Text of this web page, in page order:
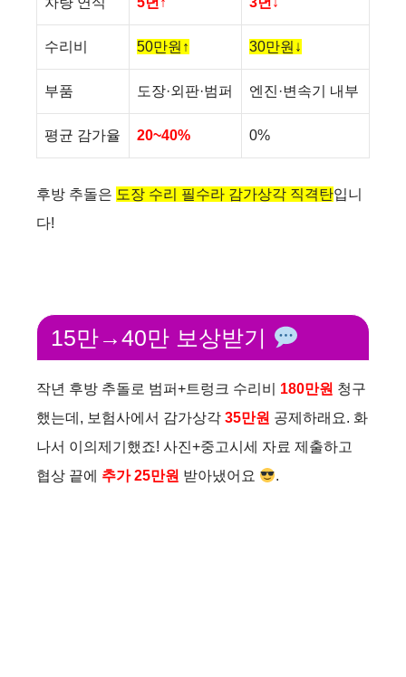
수리비 50만원↑ 30만원↓
부품 도장·외판·범퍼 엔진·변속기 내부
평균 감가율 20~40% 0%
후방 추돌은 도장 수리 필수라 감가상각 직격탄입니
다!
15만→40만 보상받기
작년 후방 추돌로 범퍼+트렁크 수리비 180만원 청구
했는데, 보험사에서 감가상각 35만원 공제하래요. 화
나서 이의제기했죠! 사진+중고시세 자료 제출하고
협상 끝에 추가 25만원 받아냈어요 .